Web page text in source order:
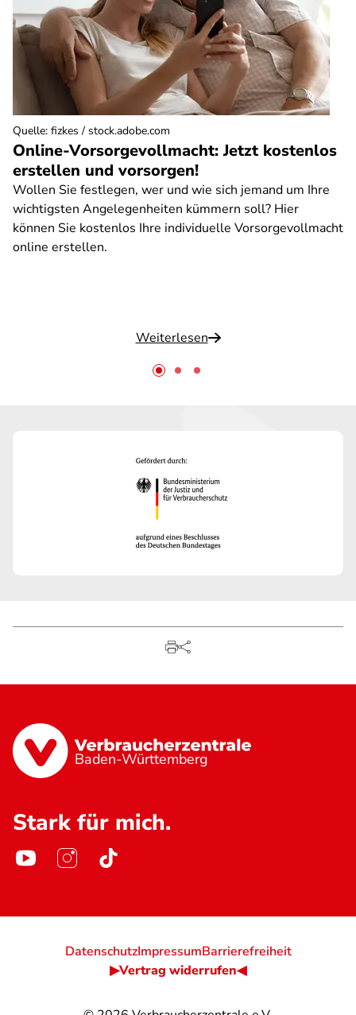
Online-Vorsorgevollmacht: Jetzt kostenlos
erstellen und vorsorgen!
Wollen Sie festlegen, wer und wie sich jemand um Ihre
wichtigsten Angelegenheiten kümmern soll? Hier
können Sie kostenlos Ihre individuelle Vorsorgevollmacht
online erstellen.
Weiterlesen
Quelle: fizkes / stock.adobe.com
Baden-Württemberg
Stark für mich.
DatenschutzImpressumBarrierefreiheit
▶Vertrag widerrufen◀